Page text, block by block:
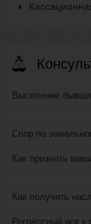
Выселение
Спор по
Как признать
Как получить
Регрессный иск к